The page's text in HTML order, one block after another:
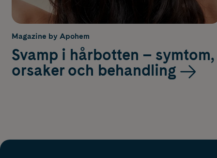
Magazine by Apohem
Svamp i hårbotten – symtom,
orsaker och behandling